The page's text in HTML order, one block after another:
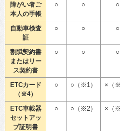
障がい者ご
本人の手帳
○ ○ ○
自動車検査
証
○ ○ ○
割賦契約書
またはリー
ス契約書
○ ○ ○
ETCカード
（※4）
○ ○（※1） ×（
ETC車載器
セットアッ
プ証明書
○ ○（※2） ×（